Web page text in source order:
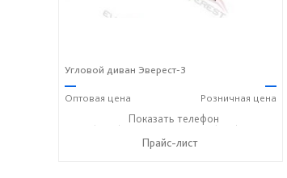
Угловой диван Эверест-3
—
Оптовая цена
—
Розничная цена
+7 (3812) 90-27-89 ☎+7 (800) 600-72-93
Показать телефон
Прайс-лист